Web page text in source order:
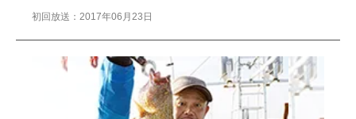
初回放送：2017年06月23日